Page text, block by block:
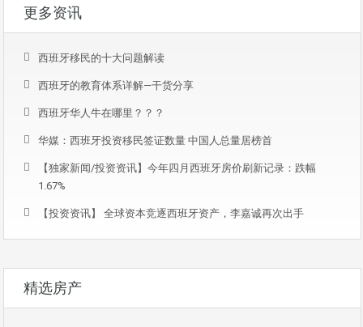
更多资讯
西班牙移民的十大问题解读
西班牙的教育体系详解—干货分享
西班牙华人牛在哪里？？？
华媒：西班牙投资移民签证数量 中国人总量居榜首
【独家新闻/投资资讯】今年四月西班牙房价刷新记录：跌幅
1.67%
【投资资讯】 全球资本竞逐西班牙资产，李嘉诚再次出手
精选房产